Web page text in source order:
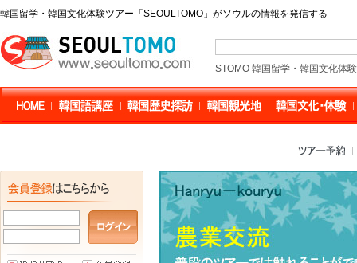
韓国留学・韓国文化体験ツアー「SEOULTOMO」がソウルの情報を発信する
STOMO 韓国留学・韓国文化体